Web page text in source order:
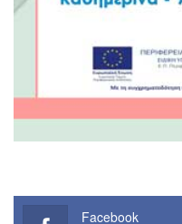
Facebook